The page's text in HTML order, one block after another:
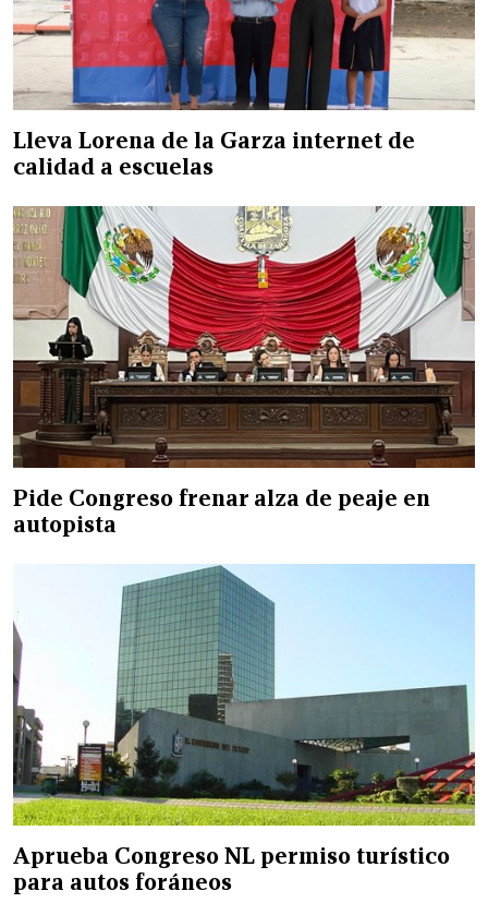
Lleva Lorena de la Garza internet de
calidad a escuelas
Pide Congreso frenar alza de peaje en
autopista
Aprueba Congreso NL permiso turístico
para autos foráneos